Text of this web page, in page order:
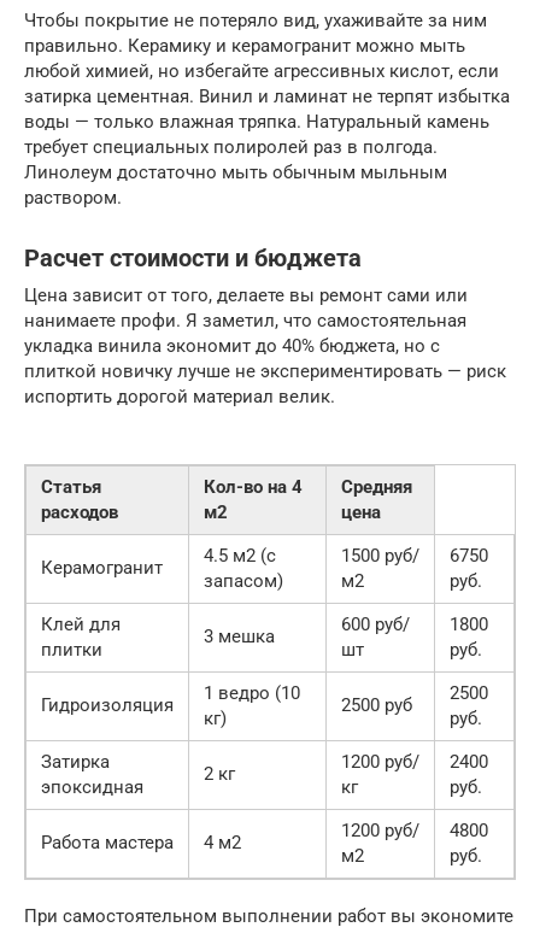
Чтобы покрытие не потеряло вид, ухаживайте за ним
правильно. Керамику и керамогранит можно мыть
любой химией, но избегайте агрессивных кислот, если
затирка цементная. Винил и ламинат не терпят избытка
воды — только влажная тряпка. Натуральный камень
требует специальных полиролей раз в полгода.
Линолеум достаточно мыть обычным мыльным
раствором.
Расчет стоимости и бюджета
Цена зависит от того, делаете вы ремонт сами или
нанимаете профи. Я заметил, что самостоятельная
укладка винила экономит до 40% бюджета, но с
плиткой новичку лучше не экспериментировать — риск
испортить дорогой материал велик.
Статья
расходов
Кол-во на 4
м2
Средняя
цена
Керамогранит
4.5 м2 (с
запасом)
1500 руб/
м2
6750
руб.
Клей для
плитки
3 мешка
600 руб/
шт
1800
руб.
Гидроизоляция
1 ведро (10
кг)
2500 руб
2500
руб.
Затирка
эпоксидная
2 кг
1200 руб/
кг
2400
руб.
Работа мастера 4 м2
1200 руб/
м2
4800
руб.
При самостоятельном выполнении работ вы экономите